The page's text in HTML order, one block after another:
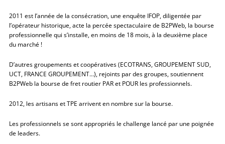
2011 est l’année de la consécration, une enquête IFOP, diligentée par
l’opérateur historique, acte la percée spectaculaire de B2PWeb, la bourse
professionnelle qui s’installe, en moins de 18 mois, à la deuxième place
du marché !
D’autres groupements et coopératives (ECOTRANS, GROUPEMENT SUD,
UCT, FRANCE GROUPEMENT…), rejoints par des groupes, soutiennent
B2PWeb la bourse de fret routier PAR et POUR les professionnels.
2012, les artisans et TPE arrivent en nombre sur la bourse.
Les professionnels se sont appropriés le challenge lancé par une poignée
de leaders.